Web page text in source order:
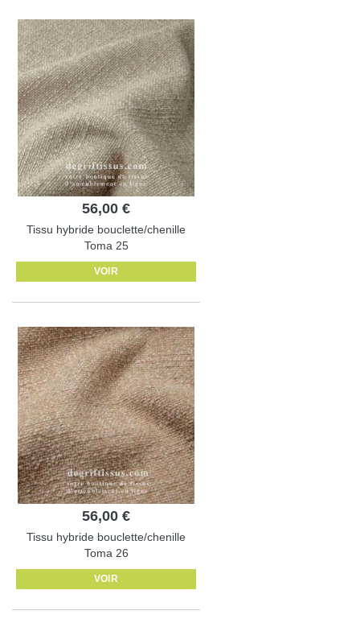
56,00 €
Tissu hybride bouclette/chenille
Toma 25
VOIR
56,00 €
Tissu hybride bouclette/chenille
Toma 26
VOIR